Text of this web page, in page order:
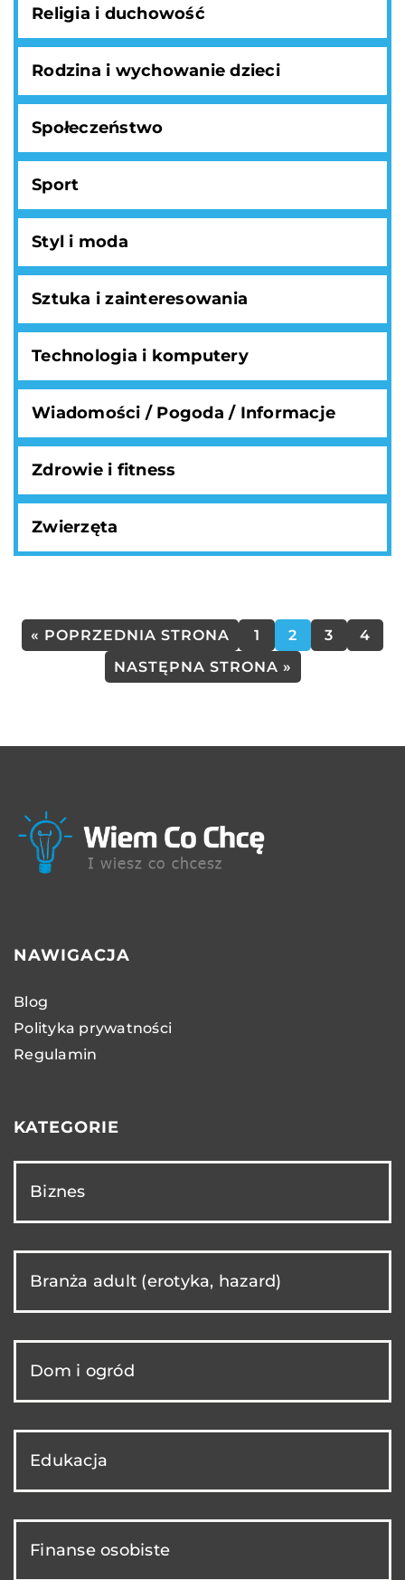
Religia i duchowość
Rodzina i wychowanie dzieci
Społeczeństwo
Sport
Styl i moda
Sztuka i zainteresowania
Technologia i komputery
Wiadomości / Pogoda / Informacje
Zdrowie i fitness
Zwierzęta
« POPRZEDNIA STRONA 1 2 3
4
NASTĘPNA STRONA »
NAWIGACJA
Blog
Polityka prywatności
Regulamin
KATEGORIE
Biznes
Branża adult (erotyka, hazard)
Dom i ogród
Edukacja
Finanse osobiste